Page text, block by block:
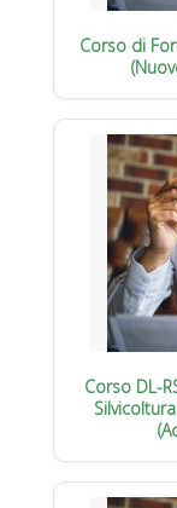
Corso di
Corso DL-